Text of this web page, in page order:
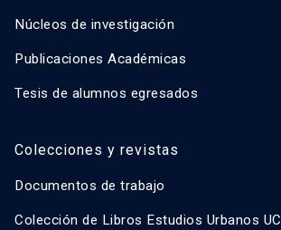
Núcleos de investigación
Publicaciones Académicas
Tesis de alumnos egresados
Colecciones y revistas
Documentos de trabajo
Colección de Libros Estudios Urbanos UC